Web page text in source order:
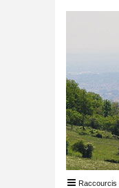
Raccourcis